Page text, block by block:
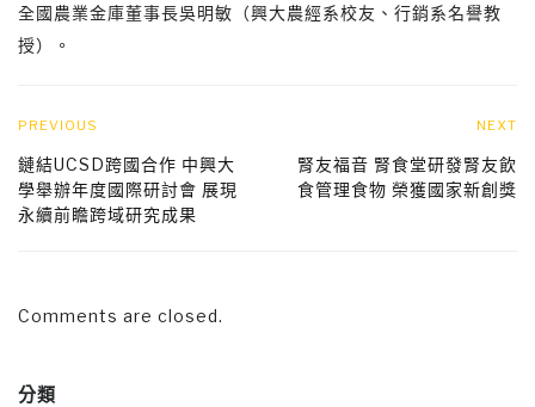
全國農業金庫董事長吳明敏（興大農經系校友、行銷系名譽教
授）。
PREVIOUS
鏈結UCSD跨國合作 中興大
學舉辦年度國際研討會 展現
永續前瞻跨域研究成果
NEXT
腎友福音 腎食堂研發腎友飲
食管理食物 榮獲國家新創獎
Comments are closed.
分類